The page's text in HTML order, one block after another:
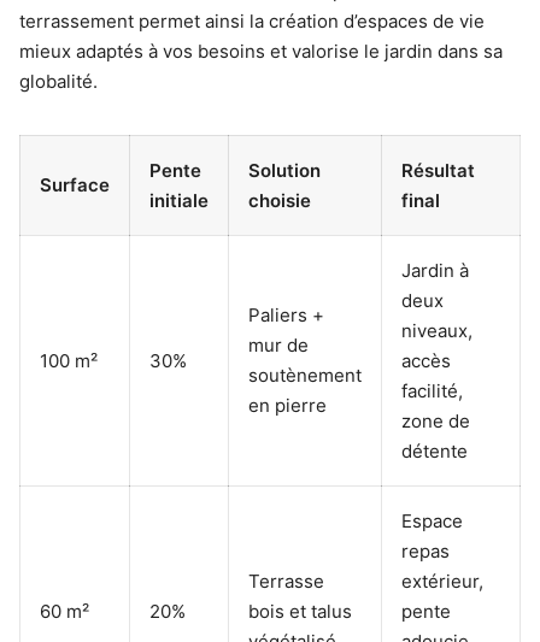
terrassement permet ainsi la création d’espaces de vie
mieux adaptés à vos besoins et valorise le jardin dans sa
globalité.
Surface
Pente
initiale
Solution
choisie
Résultat
final
100 m² 30%
Paliers +
mur de
soutènement
en pierre
Jardin à
deux
niveaux,
accès
facilité,
zone de
détente
60 m² 20%
Terrasse
bois et talus
Espace
repas
extérieur,
pente